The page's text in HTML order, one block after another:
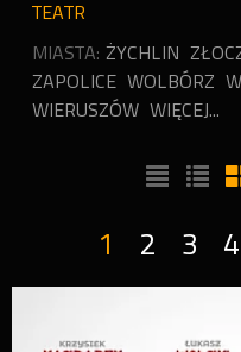
TEATR
MIASTA: ŻYCHLIN
ZAPOLICE WOLBÓRZ
WIERUSZÓW WIĘCEJ...
1 2 3 4